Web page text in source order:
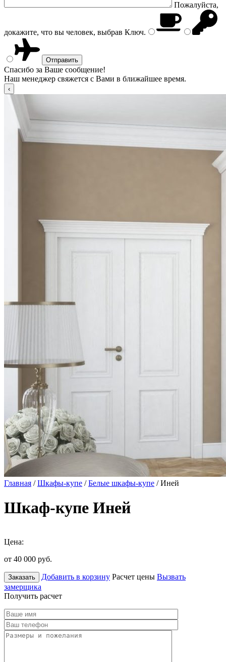
Пожалуйста,
докажите, что вы человек, выбрав Ключ.
Спасибо за Ваше сообщение!
Наш менеджер свяжется с Вами в ближайшее время.
Главная /Шкафы-купе /Белые шкафы-купе / Иней
Шкаф-купе Иней
Цена:
от 40 000 руб.
Заказать Добавить в корзину Расчет цены Вызвать
замерщика
Получить расчет